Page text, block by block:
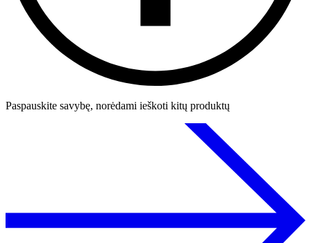
Paspauskite savybę, norėdami ieškoti kitų produktų